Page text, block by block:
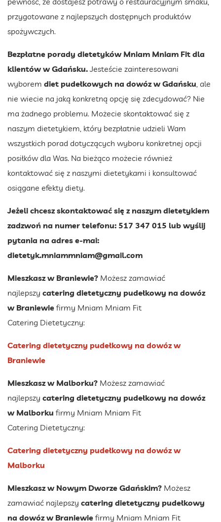
przygotowane z najlepszych dostępnych produktów
spożywczych.
Bezpłatne porady dietetyków Mniam Mniam Fit dla
klientów w Gdańsku. Jesteście zainteresowani
wyborem diet pudełkowych na dowóz w Gdańsku , ale
nie wiecie na jaką konkretną opcję się zdecydować? Nie
ma żadnego problemu. Możecie skontaktować się z
naszym dietetykiem, który bezpłatnie udzieli Wam
wszystkich porad dotyczących wyboru konkretnej opcji
posiłków dla Was. Na bieżąco możecie również
kontaktować się z naszymi dietetykami i konsultować
osiągane efekty diety.
Jeżeli chcesz skontaktować się z naszym dietetykiem
zadzwoń na numer telefonu: 517 347 015 lub wyślij
pytania na adres e-mai:
dietetyk.mniammniam@gmail.com
Mieszkasz w Braniewie? Możesz zamawiać
najlepszy catering dietetyczny pudełkowy na dowóz
w Braniewie firmy Mniam Mniam Fit
Catering Dietetyczny:
Catering dietetyczny pudełkowy na dowóz w
Braniewie
Mieszkasz w Malborku? Możesz zamawiać
najlepszy catering dietetyczny pudełkowy na dowóz
w Malborku firmy Mniam Mniam Fit
Catering Dietetyczny:
Catering dietetyczny pudełkowy na dowóz w
Malborku
Mieszkasz w Nowym Dworze Gdańskim? Możesz
zamawiać najlepszy catering dietetyczny pudełkowy
na dowóz w Braniewie firmy Mniam Mniam Fit